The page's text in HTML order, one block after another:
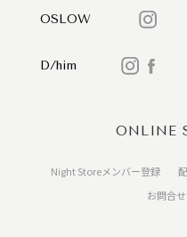
OSLOW
D/him
ONLINE
Night Storeメンバー登録
お問合せ